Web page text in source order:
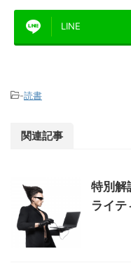
LINE
-読書
関連記事
特別解
ライテ